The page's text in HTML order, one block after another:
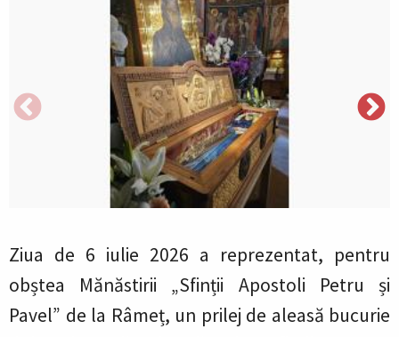
Ziua de 6 iulie 2026 a reprezentat, pentru
obștea Mănăstirii „Sfinții Apostoli Petru și
Pavel” de la Râmeț, un prilej de aleasă bucurie